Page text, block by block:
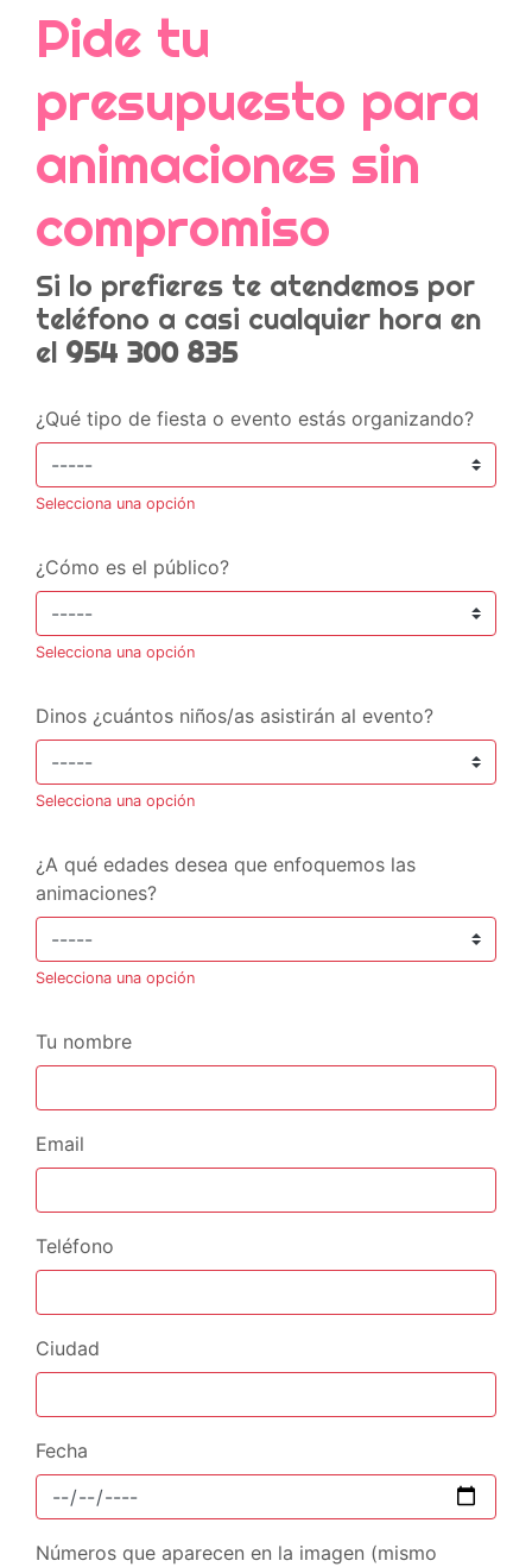
Pide tu
presupuesto para
animaciones sin
compromiso
Si lo prefieres te atendemos por
teléfono a casi cualquier hora en
el 954 300 835
¿Qué tipo de fiesta o evento estás organizando?
Selecciona una opción
¿Cómo es el público?
Selecciona una opción
Dinos ¿cuántos niños/as asistirán al evento?
Selecciona una opción
¿A qué edades desea que enfoquemos las
animaciones?
Selecciona una opción
Tu nombre
Email
Teléfono
Ciudad
Fecha
Números que aparecen en la imagen (mismo